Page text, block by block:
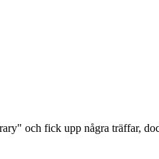
och fick upp några träffar,